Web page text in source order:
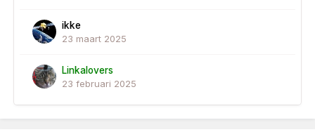
ikke
23 maart 2025
Linkalovers
23 februari 2025